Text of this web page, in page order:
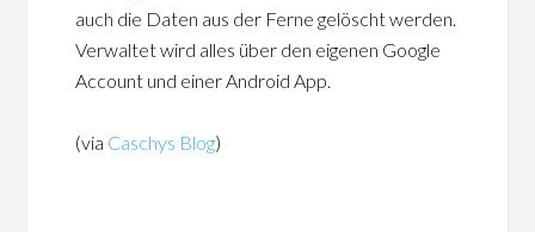
auch die Daten aus der Ferne gelöscht werden.
Verwaltet wird alles über den eigenen Google
Account und einer Android App.
(via Caschys Blog)